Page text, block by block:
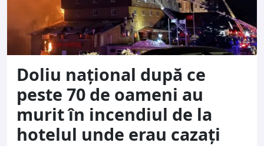
Doliu național după ce
peste 70 de oameni au
murit în incendiul de la
hotelul unde erau cazați